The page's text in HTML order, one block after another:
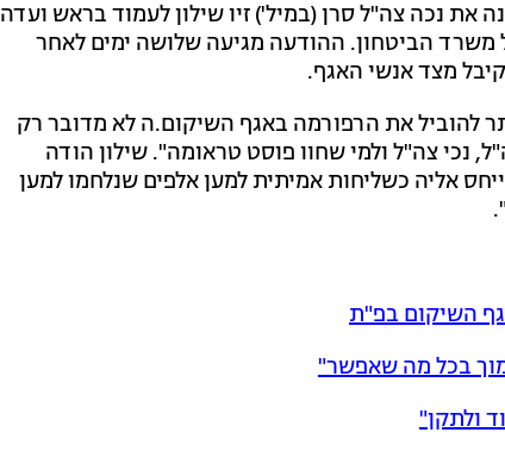
את נכה צה"ל סרן (במיל') זיו שילון לעמוד בראש ועדה
הביטחון. ההודעה מגיעה שלושה ימים לאחר
מצד אנשי האגף.
להוביל את הרפורמה באגף השיקום.ה לא מדובר רק
נכי צה"ל ולמי שחוו פוסט טראומה". שילון הודה
אליה כשליחות אמיתית למען אלפים שנלחמו למען
השיקום בפ"ת
בכל מה שאפשר"
ולתקן"